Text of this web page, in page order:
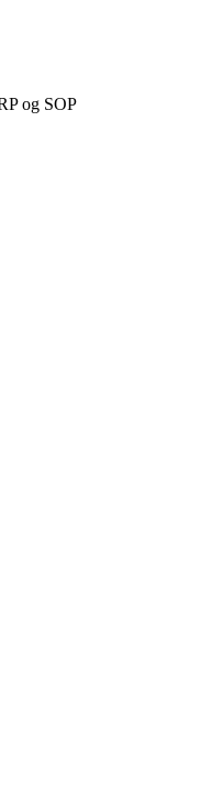
og SOP